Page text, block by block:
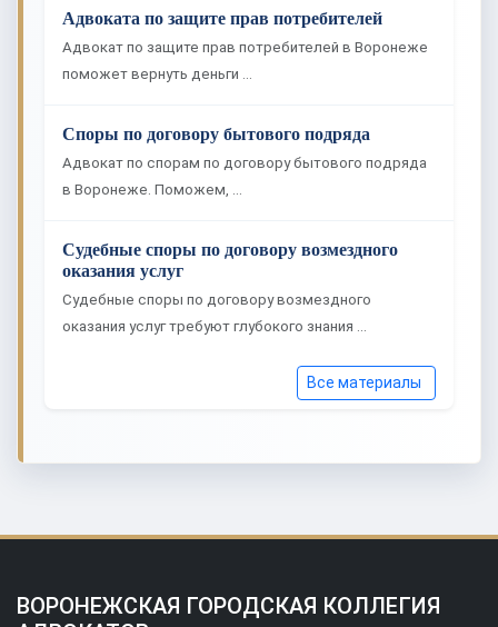
Адвоката по защите прав потребителей
Адвокат по защите прав потребителей в Воронеже
поможет вернуть деньги …
Споры по договору бытового подряда
Адвокат по спорам по договору бытового подряда
в Воронеже. Поможем, …
Судебные споры по договору возмездного
оказания услуг
Судебные споры по договору возмездного
оказания услуг требуют глубокого знания …
Все материалы
ВОРОНЕЖСКАЯ ГОРОДСКАЯ КОЛЛЕГИЯ